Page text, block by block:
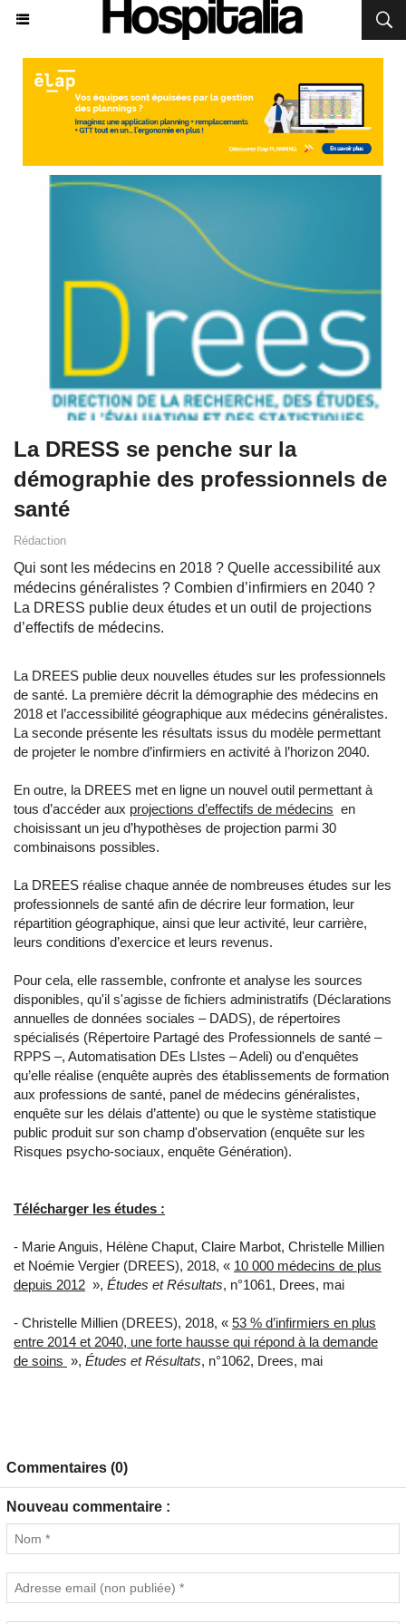
La DRESS se penche sur la
démographie des professionnels de
santé
Rédaction
Qui sont les médecins en 2018 ? Quelle accessibilité aux
médecins généralistes ? Combien d’infirmiers en 2040 ?
La DRESS publie deux études et un outil de projections
d’effectifs de médecins.
La DREES publie deux nouvelles études sur les professionnels
de santé. La première décrit la démographie des médecins en
2018 et l’accessibilité géographique aux médecins généralistes.
La seconde présente les résultats issus du modèle permettant
de projeter le nombre d’infirmiers en activité à l’horizon 2040.
En outre, la DREES met en ligne un nouvel outil permettant à
tous d’accéder aux projections d’effectifs de médecins en
choisissant un jeu d’hypothèses de projection parmi 30
combinaisons possibles.
La DREES réalise chaque année de nombreuses études sur les
professionnels de santé afin de décrire leur formation, leur
répartition géographique, ainsi que leur activité, leur carrière,
leurs conditions d’exercice et leurs revenus.
Pour cela, elle rassemble, confronte et analyse les sources
disponibles, qu'il s'agisse de fichiers administratifs (Déclarations
annuelles de données sociales – DADS), de répertoires
spécialisés (Répertoire Partagé des Professionnels de santé –
RPPS –, Automatisation DEs LIstes – Adeli) ou d'enquêtes
qu’elle réalise (enquête auprès des établissements de formation
aux professions de santé, panel de médecins généralistes,
enquête sur les délais d’attente) ou que le système statistique
public produit sur son champ d'observation (enquête sur les
Risques psycho-sociaux, enquête Génération).
Télécharger les études :
- Marie Anguis, Hélène Chaput, Claire Marbot, Christelle Millien
et Noémie Vergier (DREES), 2018, « 10 000 médecins de plus
depuis 2012 », Études et Résultats, n°1061, Drees, mai
- Christelle Millien (DREES), 2018, « 53 % d’infirmiers en plus
entre 2014 et 2040, une forte hausse qui répond à la demande
de soins », Études et Résultats, n°1062, Drees, mai
Commentaires (0)
Nouveau commentaire :